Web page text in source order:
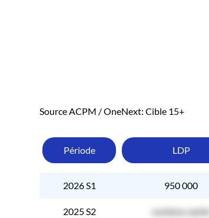
Source ACPM / OneNext: Cible 15+
Période LDP
2026 S1 950 000
2025 S2 contenu caché